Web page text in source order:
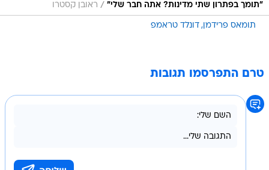
"תומך בפתרון שתי מדינות? אתה חבר שלי" / ראובן קסטרו
תומאס פרידמן דונלד טראמפ
טרם התפרסמו תגובות